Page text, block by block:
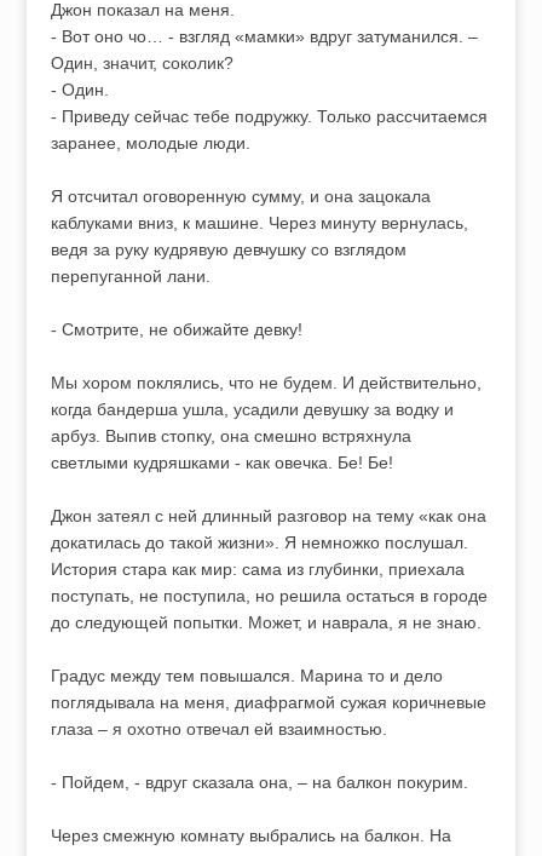
Джон показал на меня.
- Вот оно чо… - взгляд «мамки» вдруг затуманился. –
Один, значит, соколик?
- Один.
- Приведу сейчас тебе подружку. Только рассчитаемся
заранее, молодые люди.
Я отсчитал оговоренную сумму, и она зацокала
каблуками вниз, к машине. Через минуту вернулась,
ведя за руку кудрявую девчушку со взглядом
перепуганной лани.
- Смотрите, не обижайте девку!
Мы хором поклялись, что не будем. И действительно,
когда бандерша ушла, усадили девушку за водку и
арбуз. Выпив стопку, она смешно встряхнула
светлыми кудряшками - как овечка. Бе! Бе!
Джон затеял с ней длинный разговор на тему «как она
докатилась до такой жизни». Я немножко послушал.
История стара как мир: сама из глубинки, приехала
поступать, не поступила, но решила остаться в городе
до следующей попытки. Может, и наврала, я не знаю.
Градус между тем повышался. Марина то и дело
поглядывала на меня, диафрагмой сужая коричневые
глаза – я охотно отвечал ей взаимностью.
- Пойдем, - вдруг сказала она, – на балкон покурим.
Через смежную комнату выбрались на балкон. На